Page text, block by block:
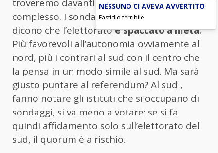
troveremo davanti ad uno scenario molto
complesso. I sondaggi attualmente ci
dicono che l’elettoratoè spaccato a metà.
Più favorevoli all’autonomia ovviamente al
nord, più i contrari al sud con il centro che
la pensa in un modo simile al sud. Ma sarà
giusto puntare al referendum? Al sud ,
fanno notare gli istituti che si occupano di
sondaggi, si va meno a votare: se si fa
quindi affidamento solo sull’elettorato del
sud, il quorum è a rischio.
NESSUNO CI AVEVA AVVERTITO
Fastidio terribile